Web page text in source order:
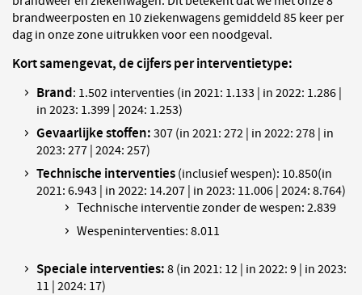
brandweerposten en 10 ziekenwagens gemiddeld 85 keer per
dag in onze zone uitrukken voor een noodgeval.
Kort samengevat, de cijfers per interventietype:
Brand: 1.502 interventies (in 2021: 1.133 | in 2022: 1.286 |
in 2023: 1.399 | 2024: 1.253)
Gevaarlijke stoffen: 307 (in 2021: 272 | in 2022: 278 | in
2023: 277 | 2024: 257)
Technische interventies (inclusief wespen): 10.850(in
2021: 6.943 | in 2022: 14.207 | in 2023: 11.006 | 2024: 8.764)
Technische interventie zonder de wespen: 2.839
Wespeninterventies: 8.011
Speciale interventies: 8 (in 2021: 12 | in 2022: 9 | in 2023:
11 | 2024: 17)